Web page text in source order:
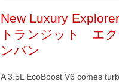
New Luxury
トランジット エ
ンバン
A 3.5L EcoBoost V6 comes